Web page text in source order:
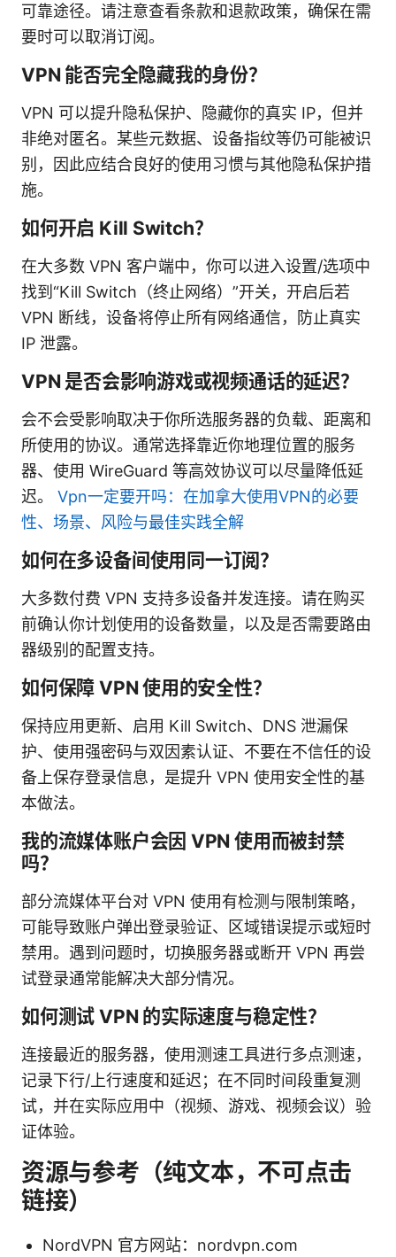
可靠途径。请注意查看条款和退款政策，确保在需
要时可以取消订阅。
VPN 能否完全隐藏我的身份？
VPN 可以提升隐私保护、隐藏你的真实 IP，但并
非绝对匿名。某些元数据、设备指纹等仍可能被识
别，因此应结合良好的使用习惯与其他隐私保护措
施。
如何开启 Kill Switch？
在大多数 VPN 客户端中，你可以进入设置/选项中
找到“Kill Switch（终止网络）”开关，开启后若
VPN 断线，设备将停止所有网络通信，防止真实
IP 泄露。
VPN 是否会影响游戏或视频通话的延迟？
会不会受影响取决于你所选服务器的负载、距离和
所使用的协议。通常选择靠近你地理位置的服务
器、使用 WireGuard 等高效协议可以尽量降低延
迟。 Vpn一定要开吗：在加拿大使用VPN的必要
性、场景、风险与最佳实践全解
如何在多设备间使用同一订阅？
大多数付费 VPN 支持多设备并发连接。请在购买
前确认你计划使用的设备数量，以及是否需要路由
器级别的配置支持。
如何保障 VPN 使用的安全性？
保持应用更新、启用 Kill Switch、DNS 泄漏保
护、使用强密码与双因素认证、不要在不信任的设
备上保存登录信息，是提升 VPN 使用安全性的基
本做法。
我的流媒体账户会因 VPN 使用而被封禁
吗？
部分流媒体平台对 VPN 使用有检测与限制策略，
可能导致账户弹出登录验证、区域错误提示或短时
禁用。遇到问题时，切换服务器或断开 VPN 再尝
试登录通常能解决大部分情况。
如何测试 VPN 的实际速度与稳定性？
连接最近的服务器，使用测速工具进行多点测速，
记录下行/上行速度和延迟；在不同时间段重复测
试，并在实际应用中（视频、游戏、视频会议）验
证体验。
资源与参考（纯文本，不可点击
链接）
NordVPN 官方网站：nordvpn.com